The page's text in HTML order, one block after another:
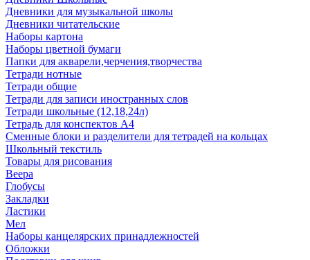
Дневники для музыкальной школы
Дневники читательские
Наборы картона
Наборы цветной бумаги
Папки для акварели,черчения,творчества
Тетради нотные
Тетради общие
Тетради для записи иностранных слов
Тетради школьные (12,18,24л)
Тетрадь для конспектов А4
Сменные блоки и разделители для тетрадей на кольцах
Школьный текстиль
Товары для рисования
Веера
Глобусы
Закладки
Ластики
Мел
Наборы канцелярских принадлежностей
Обложки